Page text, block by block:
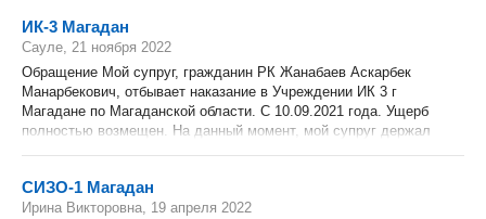
ИК-3 Магадан
Сауле, 21 ноября 2022
Обращение Мой супруг, гражданин РК Жанабаев Аскарбек
Манарбекович, отбывает наказание в Учреждении ИК 3 г
Магадане по Магаданской области. С 10.09.2021 года. Ущерб
полностью возмещен. На данный момент, мой супруг держал
Дозвонилась в комнату свидания, ответили есть Постановление
об отмене свиданий с 10.11.2022 по 20.11.2022 , какое
СИЗО-1 Магадан
Ирина Викторовна, 19 апреля 2022